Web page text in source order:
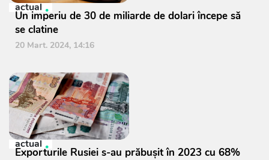
actual
Un imperiu de 30 de miliarde de dolari începe să
se clatine
20 Mart. 2024, 14:16
actual
Exporturile Rusiei s-au prăbușit în 2023 cu 68%